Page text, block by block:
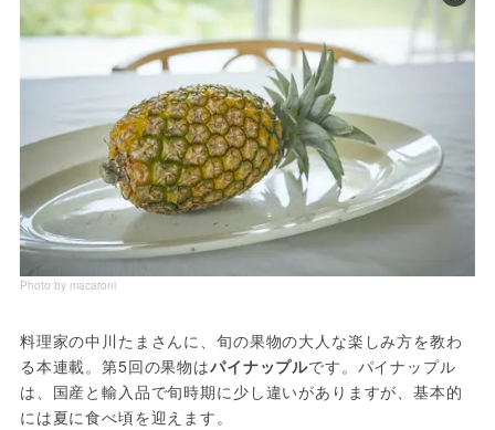
Photo by macaroni
料理家の中川たまさんに、旬の果物の大人な楽しみ方を教わ
る本連載。第5回の果物はパイナップルです。パイナップル
は、国産と輸入品で旬時期に少し違いがありますが、基本的
には夏に食べ頃を迎えます。